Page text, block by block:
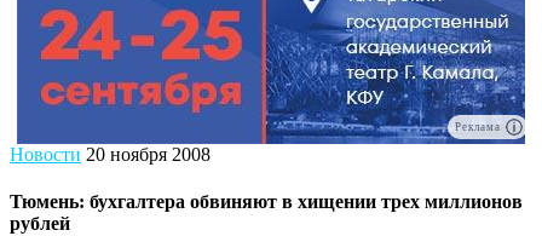
Реклама
Новости 20 ноября 2008
Тюмень: бухгалтера обвиняют в хищении трех миллионов
рублей